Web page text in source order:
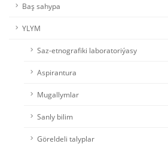
Baş sahypa
YLYM
Saz-etnografiki laboratoriýasy
Aspirantura
Mugallymlar
Sanly bilim
Göreldeli talyplar